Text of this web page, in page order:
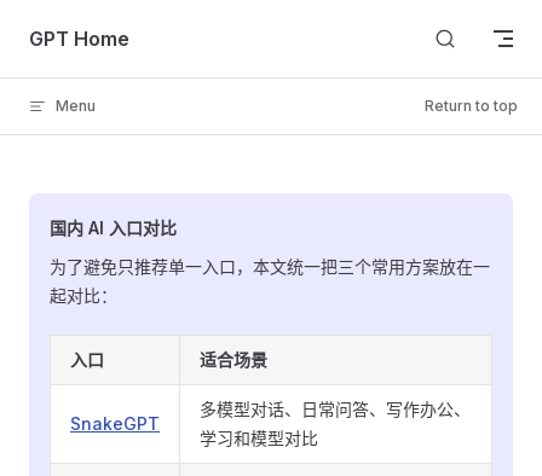
Skip to content
GPT Home
Menu Return to top
国内 AI 入口对比
为了避免只推荐单一入口，本文统一把三个常用方案放在一
起对比：
入口 适合场景
SnakeGPT
多模型对话、日常问答、写作办公、
学习和模型对比